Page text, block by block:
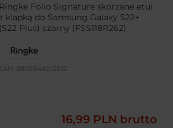
Ringke Folio Signature skórzane etui
z klapką do Samsung Galaxy S22+
(S22 Plus) czarny (FSS118R262)
EAN: 8809848202810
16,99 PLN brutto